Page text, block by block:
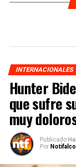
INTERNACIONALES
Hunter
que sufre
muy
Publicado
Por